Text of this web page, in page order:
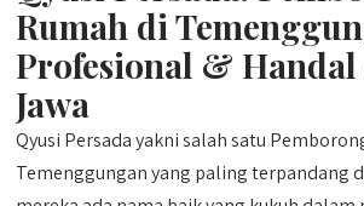
Rumah di
Profesional &
Jawa
Qyusi Persada yakni salah satu
Temenggungan yang paling terpandang